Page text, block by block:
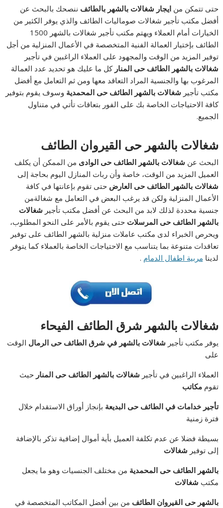
حتى تتمكن منايجار شغالات بالشهر بالطائف ننصحك بالبحث عن
أفضل مكتب تأجير شغالات صوماليات الطائف والذي يوفر الكثير من
الخيارات أمام العملاء ويهتم مكتب تأجير شغالات بالشهر 1500
الطائف بإختيار العمالة الفنية المتخصصة في الأعمال المنزلية من أجل
توفير المزيد من الوقت والمجهود على العملاء الراغبين في تأجير
شغالات بالشهر الطائف حى المناركل ما عليك هو تحديد عدد العمالة
المرغوب بها والجنسية المراد التعاقد معها ومن ثم التعامل مع أفضل
مكتب تأجير شغالات بالشهر الطائف حى المحمدية وسوف يقوم بتوفير
كافة الاحتياجات الخاصة بك على الفور بتعاقات تأتي في متناول
الجميع.
شغالات بالشهر حى القيروان الطائف
البحث عن شغالات بالشهر الطائف حى الوادى من الممكن أن يكلف
العميل المزيد من الوقت، خاصة وأن ربات المنازل اليوم بحاجة إلى
شغالات بالشهر الطائف حى العارض حتى تقوم بإعانتها في كافة
الأعمال المنزلية ولكن قد يرغب البعض في التعامل مع شغالةمن
جنسية محددة لذلك لابد من البحث عن أفضل مكتب تأجير شغالات
بالشهر الطائف حى المرسلات حتى يقوم بالأمر على النحو المطلوب،
ويحرص الخبراء لدى مكتب عاملات منزلية بالشهر الطائف على توفير
تعاقدات متنوعة بما يتناسب مع الاحتياجات الخاصة بالعملاء كما يتوفر
لدينا مربية اطفال الدمام .
شغالات بالشهر شرق الطائف الفيحاء
يوفر مكتب تأجير شغالات بالشهر في شرق الطائف حى الرمال الوقت
على
العملاء الراغبين في تأجير شغالات بالشهر الطائف حى المنار حيث
تقوممكاتب
تأجير خدامات في الطائف حى البديعة بإنجاز أوراق الاستقدام خلال
فترة زمنية
بسيطة فضلا عن عدم تكلفة العميل بأية أموال إضافية تذكر بالإضافة
إلى توفير شغالات
بالشهر الطائف حى المحمدية من مختلف الجنسيات وهو ما يجعل
مكتب شغالات
بالشهر حى القيروان الطائف من بين أفضل المكاتب المتخصصة في